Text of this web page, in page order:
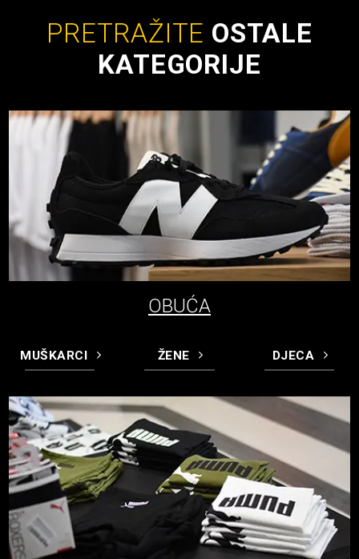
PRETRAŽITE OSTALE
KATEGORIJE
OBUĆA
MUŠKARCI ŽENE DJECA